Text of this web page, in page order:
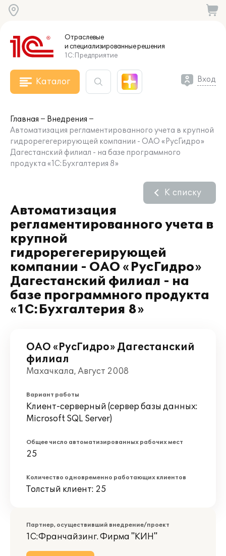
Отраслевые
и специализированныерешения
1С:Предприятие
Каталог Вход
Главная
Внедрения
Автоматизация регламентированного учета в крупной
гидрорегегерирующей компании - ОАО «РусГидро»
Дагестанский филиал - на базе программного
продукта «1С:Бухгалтерия 8»
Автоматизация
регламентированного учета в
крупной
гидрорегегерирующей
компании - ОАО «РусГидро»
Дагестанский филиал - на
базе программного продукта
«1С:Бухгалтерия 8»
К списку
ОАО «РусГидро» Дагестанский
филиал
Махачкала, Август 2008
Вариант работы
Клиент-серверный (сервер базы данных:
Microsoft SQL Server)
Общее число автоматизированных рабочих мест
25
Количество одновременно работающих клиентов
Толстый клиент: 25
Партнер, осуществивший внедрение/проект
1С:Франчайзинг. Фирма "КИН"